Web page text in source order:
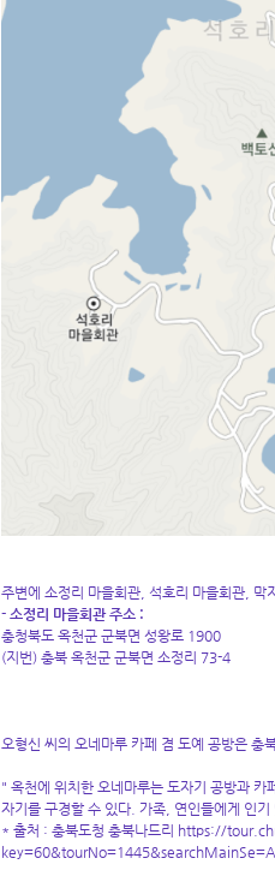
주변에 소정리 마을회관, 석호리 마을회관, 막
- 소정리 마을회관 주소 :
충청북도 옥천군 군북면 성왕로 1900
(지번) 충북 옥천군 군북면 소정리 73-4
오형신 씨의 오네마루 카페 겸 도예 공방은 충
" 옥천에 위치한 오네마루는 도자기 공방과
자기를 구경할 수 있다. 가족, 연인들에게 인
* 출처 : 충북도청 충북나드리 https://